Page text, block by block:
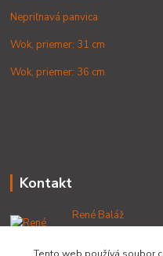
Nepriľnavá panvica
Wok, priemer: 31 cm
Wok, priemer: 36 cm
Kontakt
René Baláž
+421 902
od 8:00 - do 16:00